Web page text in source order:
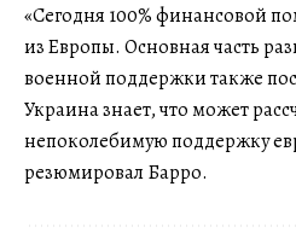
«Сегодня 100% финансовой
из Европы. Основная часть
военной поддержки также
Украина знает, что может
непоколебимую поддержку
резюмировал Барро.